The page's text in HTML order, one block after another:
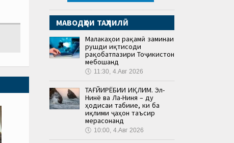
МАВОДҲОИ ТАҲЛИЛӢ
Малакаҳои рақамӣ заминаи
рушди иқтисоди
рақобатпазири Тоҷикистон
мебошанд
🕔 11:30, 4.Авг 2026
ТАҒЙИРЁБИИ ИҚЛИМ. Эл-
Нинё ва Ла-Ниня – ду
ҳодисаи табиие, ки ба
иқлими ҷаҳон таъсир
мерасонанд
🕔 10:00, 4.Авг 2026